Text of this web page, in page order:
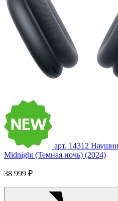
арт. 14312
Midnight (Темная ночь) (2024)
38 999 ₽